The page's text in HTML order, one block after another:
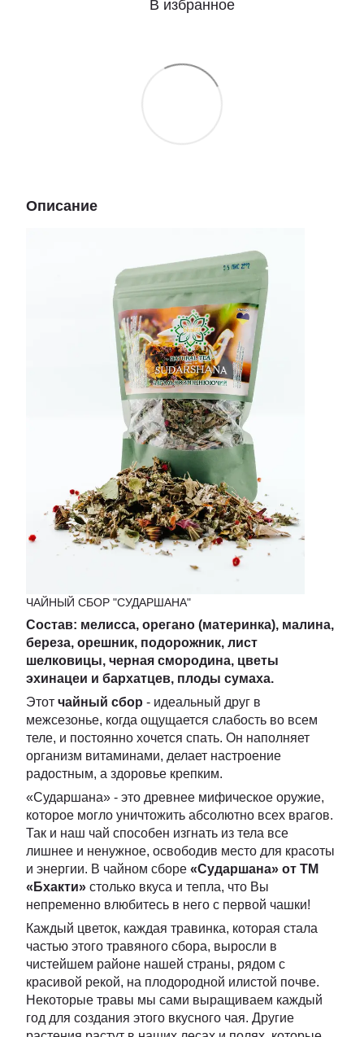
В избранное
Описание
ЧАЙНЫЙ СБОР "СУДАРШАНА"
Состав: мелисса, орегано (материнка), малина,
береза, орешник, подорожник, лист
шелковицы, черная смородина, цветы
эхинацеи и бархатцев, плоды сумаха.
Этот чайный сбор - идеальный друг в
межсезонье, когда ощущается слабость во всем
теле, и постоянно хочется спать. Он наполняет
организм витаминами, делает настроение
радостным, а здоровье крепким.
«Сударшана» - это древнее мифическое оружие,
которое могло уничтожить абсолютно всех врагов.
Так и наш чай способен изгнать из тела все
лишнее и ненужное, освободив место для красоты
и энергии. В чайном сборе «Сударшана» от ТМ
«Бхакти» столько вкуса и тепла, что Вы
непременно влюбитесь в него с первой чашки!
Каждый цветок, каждая травинка, которая стала
частью этого травяного сбора, выросли в
чистейшем районе нашей страны, рядом с
красивой рекой, на плодородной илистой почве.
Некоторые травы мы сами выращиваем каждый
год для создания этого вкусного чая. Другие